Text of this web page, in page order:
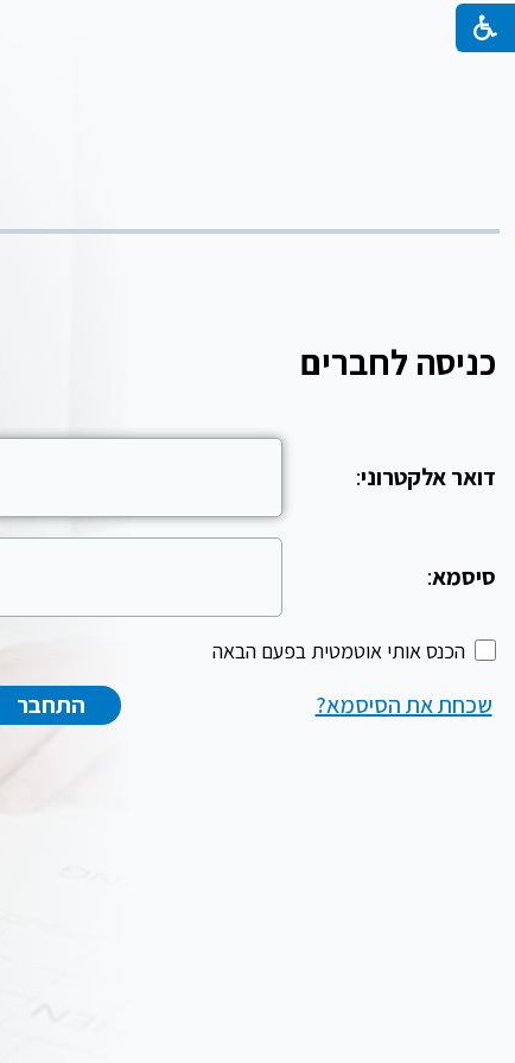
כניסה לחברים
דואר אלקטרוני:
סיסמא:
הכנס אותי אוטמטית בפעם הבאה
שכחת את הסיסמא?